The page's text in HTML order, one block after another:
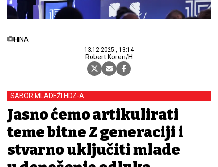
HINA
13.12.2025., 13:14
Robert Koren/H
SABOR MLADEŽI HDZ-A
Jasno ćemo artikulirati
teme bitne Z generaciji i
stvarno uključiti mlade